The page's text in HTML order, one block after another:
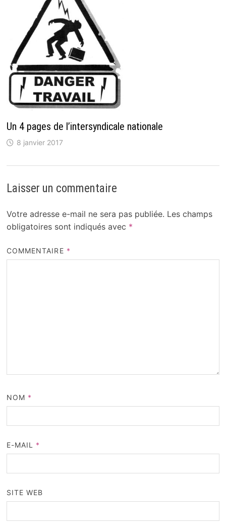
Un 4 pages de l’intersyndicale nationale
8 janvier 2017
Laisser un commentaire
Votre adresse e-mail ne sera pas publiée. Les champs
obligatoires sont indiqués avec *
COMMENTAIRE *
NOM *
E-MAIL *
SITE WEB